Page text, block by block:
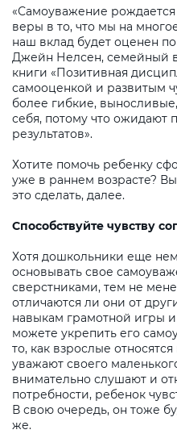
«Самоуважение рождается
веры в то, что мы на
наш вклад будет оценен
Джейн Нелсен, семейный
книги «Позитивная
самооценкой и развитым
более гибкие,
себя, потому что ожидают
результатов».
Хотите помочь ребенку
уже в раннем возрасте?
это сделать, далее.
Способствуйте чувству
Хотя дошкольники еще
основывать свое
сверстниками, тем не
отличаются ли они от
навыкам грамотной игры
можете укрепить его
то, как взрослые
уважают своего
внимательно слушают и
потребности, ребенок
В свою очередь, он тоже
же.